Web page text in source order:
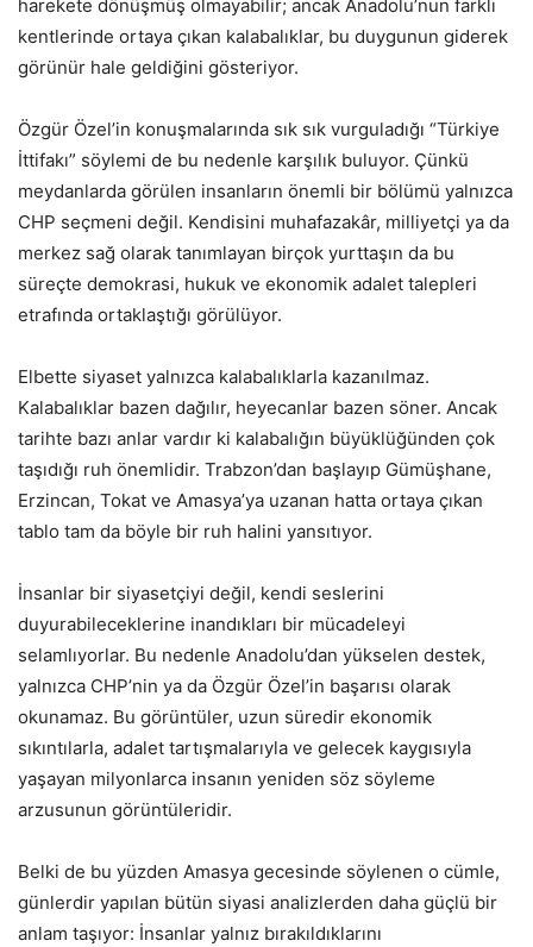
harekete dönüşmüş olmayabilir; ancak Anadolu’nun farklı
kentlerinde ortaya çıkan kalabalıklar, bu duygunun giderek
görünür hale geldiğini gösteriyor.
Özgür Özel’in konuşmalarında sık sık vurguladığı “Türkiye
İttifakı” söylemi de bu nedenle karşılık buluyor. Çünkü
meydanlarda görülen insanların önemli bir bölümü yalnızca
CHP seçmeni değil. Kendisini muhafazakâr, milliyetçi ya da
merkez sağ olarak tanımlayan birçok yurttaşın da bu
süreçte demokrasi, hukuk ve ekonomik adalet talepleri
etrafında ortaklaştığı görülüyor.
Elbette siyaset yalnızca kalabalıklarla kazanılmaz.
Kalabalıklar bazen dağılır, heyecanlar bazen söner. Ancak
tarihte bazı anlar vardır ki kalabalığın büyüklüğünden çok
taşıdığı ruh önemlidir. Trabzon’dan başlayıp Gümüşhane,
Erzincan, Tokat ve Amasya’ya uzanan hatta ortaya çıkan
tablo tam da böyle bir ruh halini yansıtıyor.
İnsanlar bir siyasetçiyi değil, kendi seslerini
duyurabileceklerine inandıkları bir mücadeleyi
selamlıyorlar. Bu nedenle Anadolu’dan yükselen destek,
yalnızca CHP’nin ya da Özgür Özel’in başarısı olarak
okunamaz. Bu görüntüler, uzun süredir ekonomik
sıkıntılarla, adalet tartışmalarıyla ve gelecek kaygısıyla
yaşayan milyonlarca insanın yeniden söz söyleme
arzusunun görüntüleridir.
Belki de bu yüzden Amasya gecesinde söylenen o cümle,
günlerdir yapılan bütün siyasi analizlerden daha güçlü bir
anlam taşıyor: İnsanlar yalnız bırakıldıklarını